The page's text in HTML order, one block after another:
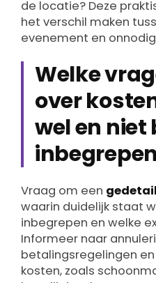
de locatie? Deze
het verschil maken
evenement en
Welke
over
wel en niet
Vraag om een
waarin duidelijk staat
inbegrepen en welke
Informeer naar
betalingsregelingen
kosten, zoals